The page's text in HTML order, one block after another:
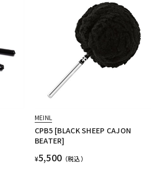
MEINL
CPB5 [BLACK SHEEP CAJON
BEATER]
¥5,500 （税込）